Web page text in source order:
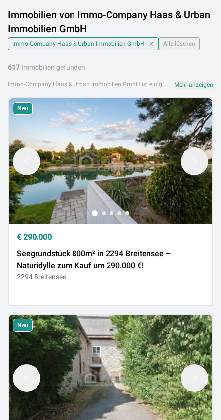
Immobilien von Immo-Company Haas & Urban
Immobilien GmbH
Immo-Company Haas & Urban Immobilien GmbH Alle löschen
617 Immobilien gefunden
Immo-Company Haas & Urban Immobilien GmbH ist ein großes, professionelles Immobilienunternehmen mit Sitz in Wöllersdorf in Niederösterreich. Das Unternehmen verfügt über ein umfangreiches Team erfahrener Immobilienberater und betreut Kunden in der Region Wiener Neustadt und österreichweit. Das Leistungsangebot von Immo-Company Haas & Urban umfasst Eigentumswohnungen, Einfamilienhäuser, Grundstücke, Gewerbeimmobilien und Anlageimmobilien. Mit einem starken Netzwerk und breiter Marktpräsenz findet das Team für jeden Kunden die ideale Immobilienzlösung. Immo-Company Haas & Urban Immobilien GmbH ist an folgenden Standorten aktiv: 2752 Wöllersdorf. Jetzt alle Immobilienangebote von Immo-Company Haas & Urban auf Lib.at entdecken und Ihre Wunschimmobilie in Niederösterreich finden. Mehr anzeigen
Neu
€ 290.000
Seegrundstück 800m² in 2294 Breitensee –
Naturidylle zum Kauf um 290.000 €!
2294 Breitensee
Neu